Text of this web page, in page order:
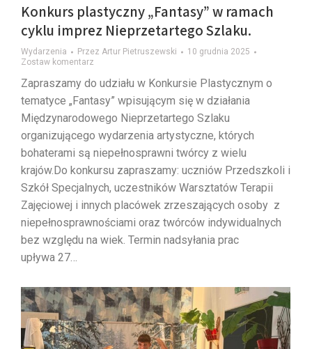
Konkurs plastyczny „Fantasy” w ramach
cyklu imprez Nieprzetartego Szlaku.
Wydarzenia Przez Artur Pietruszewski
10 grudnia 2025
Zostaw komentarz
Zapraszamy do udziału w Konkursie Plastycznym o
tematyce „Fantasy” wpisującym się w działania
Międzynarodowego Nieprzetartego Szlaku
organizującego wydarzenia artystyczne, których
bohaterami są niepełnosprawni twórcy z wielu
krajów.Do konkursu zapraszamy: uczniów Przedszkoli i
Szkół Specjalnych, uczestników Warsztatów Terapii
Zajęciowej i innych placówek zrzeszających osoby z
niepełnosprawnościami oraz twórców indywidualnych
bez względu na wiek. Termin nadsyłania prac
upływa 27…